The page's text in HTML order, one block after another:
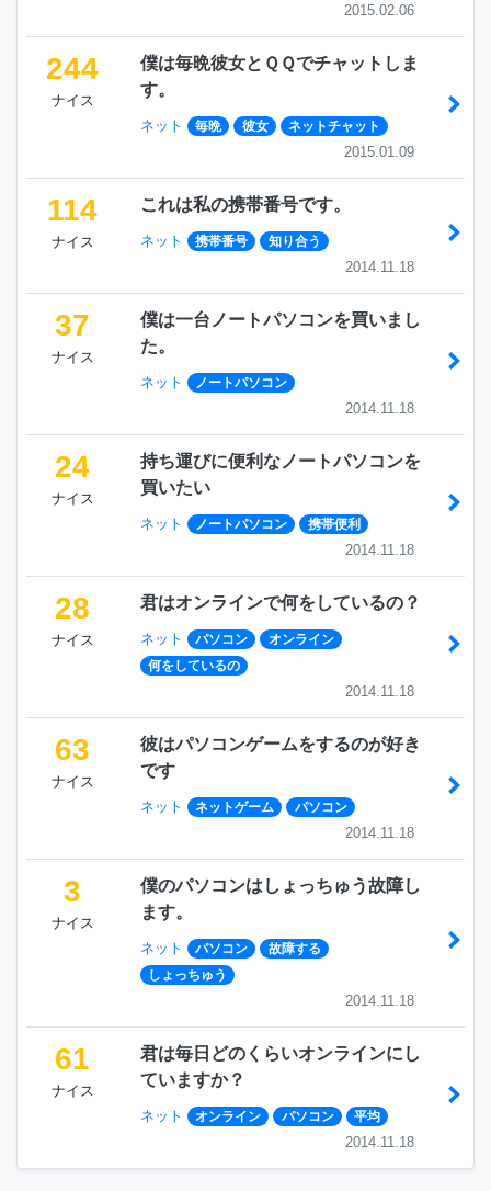
2015.02.06
244
ナイス
僕は毎晩彼女とＱＱでチャットしま
す。
ネット 毎晩 彼女 ネットチャット
2015.01.09
114
ナイス
これは私の携帯番号です。
ネット 携帯番号 知り合う
2014.11.18
37
ナイス
僕は一台ノートパソコンを買いまし
た。
ネット ノートパソコン
2014.11.18
24
ナイス
持ち運びに便利なノートパソコンを
買いたい
ネット ノートパソコン 携帯便利
2014.11.18
28
ナイス
君はオンラインで何をしているの？
ネット パソコン
オンライン
何をしているの
2014.11.18
63
ナイス
彼はパソコンゲームをするのが好き
です
ネット ネットゲーム パソコン
2014.11.18
3
ナイス
僕のパソコンはしょっちゅう故障し
ます。
ネット パソコン
故障する
しょっちゅう
2014.11.18
61
ナイス
君は毎日どのくらいオンラインにし
ていますか？
ネット オンライン パソコン 平均
2014.11.18